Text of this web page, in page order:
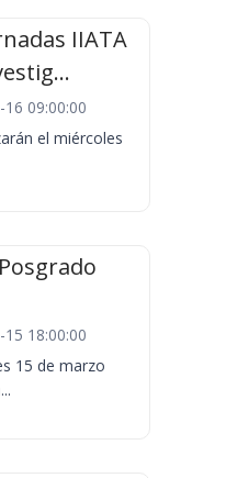
IIATA
09:00:00
el miércoles
18:00:00
15 de marzo